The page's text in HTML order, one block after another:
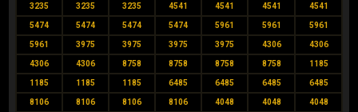
3235 3235 3235 4541 4541 4541 4541
5474 5474 5474 5474 5961 5961 5961
5961 3975 3975 3975 3975 4306 4306
4306 4306 8758 8758 8758 8758 1185
1185 1185 1185 6485 6485 6485 6485
8106 8106 8106 8106 4048 4048 4048